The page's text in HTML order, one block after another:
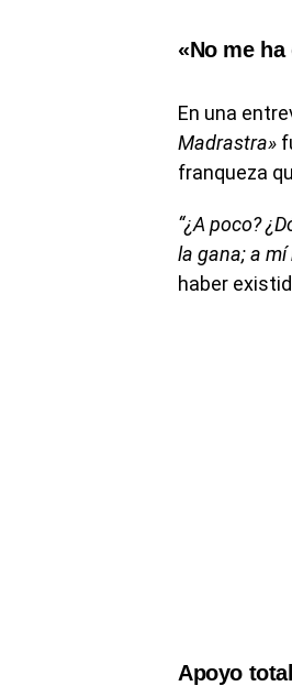
«No me
En una
Madrastra»
franqueza
“¿A poco?
la gana; a mí
haber
Apoyo